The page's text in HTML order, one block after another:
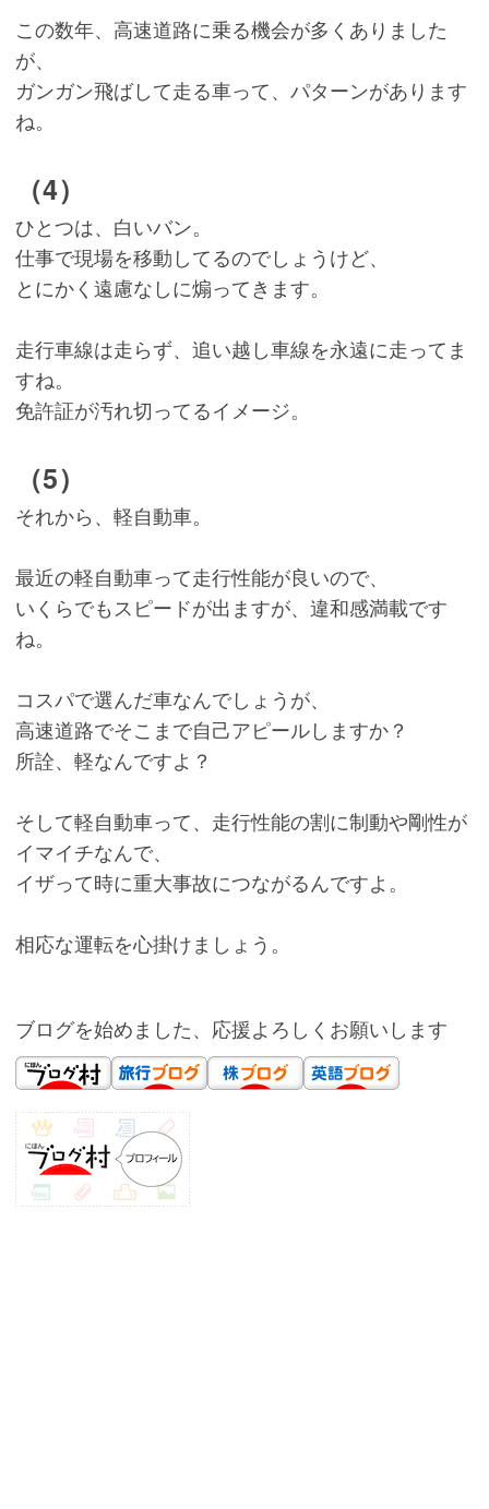
この数年、高速道路に乗る機会が多くありました
が、
ガンガン飛ばして走る車って、パターンがあります
ね。
（4）
ひとつは、白いバン。
仕事で現場を移動してるのでしょうけど、
とにかく遠慮なしに煽ってきます。
走行車線は走らず、追い越し車線を永遠に走ってま
すね。
免許証が汚れ切ってるイメージ。
（5）
それから、軽自動車。
最近の軽自動車って走行性能が良いので、
いくらでもスピードが出ますが、違和感満載です
ね。
コスパで選んだ車なんでしょうが、
高速道路でそこまで自己アピールしますか？
所詮、軽なんですよ？
そして軽自動車って、走行性能の割に制動や剛性が
イマイチなんで、
イザって時に重大事故につながるんですよ。
相応な運転を心掛けましょう。
ブログを始めました、応援よろしくお願いします